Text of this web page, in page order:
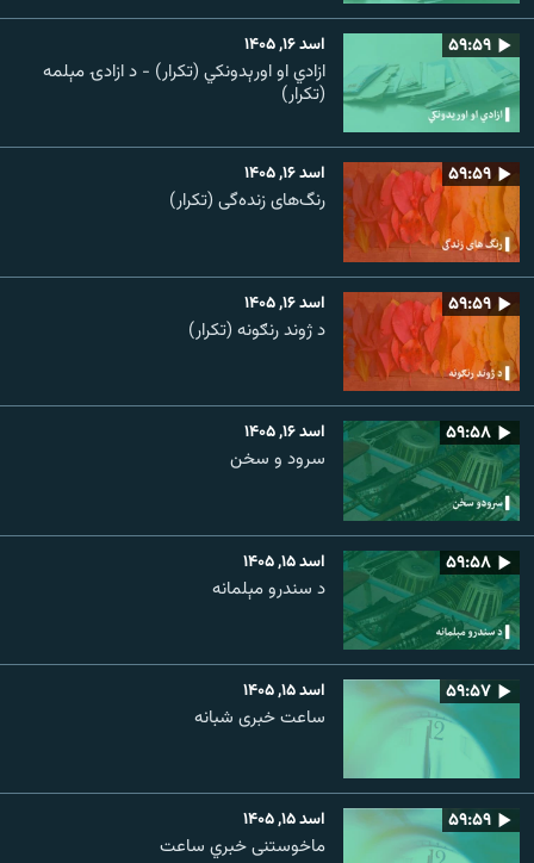
۵۹:۵۹ اسد ۱۶, ۱۴۰۵
ازادي او اورېدونکي (تکرار) - د ازادۍ مېلمه
(تکرار)
۵۹:۵۹ اسد ۱۶, ۱۴۰۵
رنگ‌های زنده‌گی (تکرار)
۵۹:۵۹ اسد ۱۶, ۱۴۰۵
د ژوند رنګونه (تکرار)
۵۹:۵۸ اسد ۱۶, ۱۴۰۵
سرود و سخن
۵۹:۵۸ اسد ۱۵, ۱۴۰۵
د سندرو مېلمانه
۵۹:۵۷ اسد ۱۵, ۱۴۰۵
ساعت خبری شبانه
۵۹:۵۹ اسد ۱۵, ۱۴۰۵
ماخوستنی خبري ساعت